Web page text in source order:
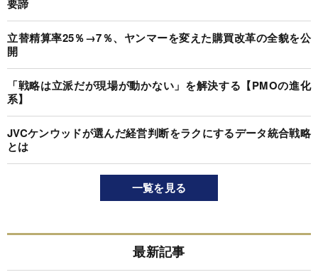
要諦
立替精算率25％→7％、ヤンマーを変えた購買改革の全貌を公
開
「戦略は立派だが現場が動かない」を解決する【PMOの進化
系】
JVCケンウッドが選んだ経営判断をラクにするデータ統合戦略
とは
一覧を見る
最新記事